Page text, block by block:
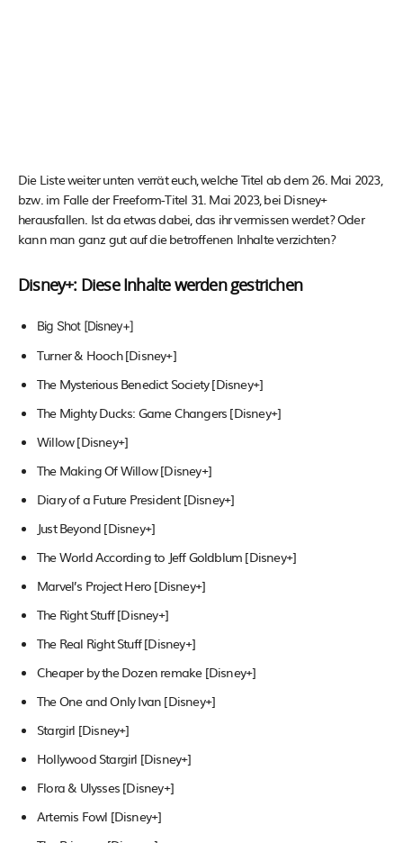
Die Liste weiter unten verrät euch, welche Titel ab dem 26. Mai 2023,
bzw. im Falle der Freeform-Titel 31. Mai 2023, bei Disney+
herausfallen. Ist da etwas dabei, das ihr vermissen werdet? Oder
kann man ganz gut auf die betroffenen Inhalte verzichten?
Disney+: Diese Inhalte werden gestrichen
Big Shot [Disney+]
Turner & Hooch [Disney+]
The Mysterious Benedict Society [Disney+]
The Mighty Ducks: Game Changers [Disney+]
Willow [Disney+]
The Making Of Willow [Disney+]
Diary of a Future President [Disney+]
Just Beyond [Disney+]
The World According to Jeff Goldblum [Disney+]
Marvel’s Project Hero [Disney+]
The Right Stuff [Disney+]
The Real Right Stuff [Disney+]
Cheaper by the Dozen remake [Disney+]
The One and Only Ivan [Disney+]
Stargirl [Disney+]
Hollywood Stargirl [Disney+]
Flora & Ulysses [Disney+]
Artemis Fowl [Disney+]